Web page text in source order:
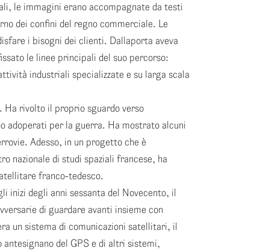
le immagini erano accompagnate da testi
dei confini del regno commerciale. Le
i bisogni dei clienti. Dallaporta aveva
le linee principali del suo percorso:
industriali specializzate e su larga scala
rivolto il proprio sguardo verso
adoperati per la guerra. Ha mostrato alcuni
Adesso, in un progetto che è
nazionale di studi spaziali francese, ha
franco-tedesco.
inizi degli anni sessanta del Novecento, il
di guardare avanti insieme con
un sistema di comunicazioni satellitari, il
antesignano del GPS e di altri sistemi,